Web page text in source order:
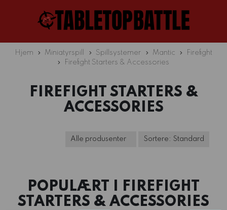
Hjem Miniatyrspill Spillsystemer Mantic
Firefight
Firefight Starters & Accessories
FIREFIGHT STARTERS &
ACCESSORIES
POPULÆRT I FIREFIGHT
STARTERS & ACCESSORIES